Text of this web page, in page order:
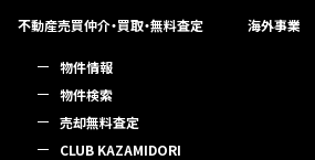
不動産売買仲介・買取・無料査定
物件情報
物件検索
売却無料査定
CLUB KAZAMIDORI
海外事業